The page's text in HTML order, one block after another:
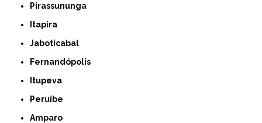
Pirassununga
Itapira
Jaboticabal
Fernandópolis
Itupeva
Peruíbe
Amparo